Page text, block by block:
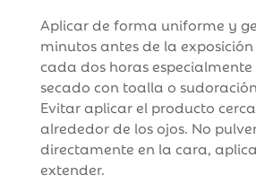
Aplicar de forma uniforme y
minutos antes de la
cada dos horas
secado con toalla o
Evitar aplicar el producto
alrededor de los ojos. No
directamente en la cara,
extender.